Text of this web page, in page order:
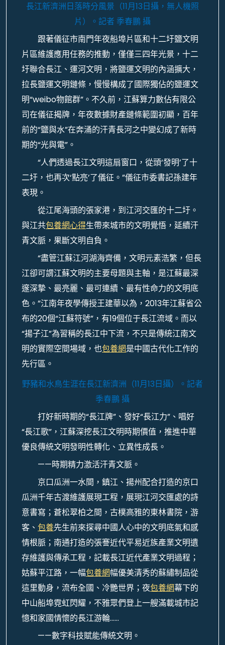
長江新濟洲日落時分風景（11月13日攝，無人機照
片）。 記者 季春鵬 攝
跟著儀征市南門年夜船埠片區和十二圩鹽文明
片區維護應用任務的推動，僅僅三四年光景，十二
圩聯合長江、運河文明，將鹽運文明的內涵擴大，
拉長鹽運文明鏈條，慢慢構成了國際獨佔的鹽運文
明“weibo物館群”。不久前，江蘇算力數佔有限公
司在儀征揭牌，年夜數據財產鏈條範圍初顯，百年
前的“鹽與水”在奔涌的汗青長河之中變幻成了新時
期的“光與電”。
“人們透過長江文明這扇窗口，從頭‘發明’了十
二圩，也再次‘點亮’了儀征。”儀征市委書記孫建年
表現。
從江尾海頭的張家港，到江河交匯的十二圩。
與江共包養網心得生帶來城市的文明覺悟，延續汗
青文脈，果斷文明自負。
“盡管江蘇江河湖海齊備，文明元素浩繁，但長
江卻可謂江蘇文明的主要母題與主軸，是江蘇最深
邃深摯、最亮麗、最可連續、最有性命力的文明底
色。”江南年夜學傳授王建華以為，2013年江蘇省公
布的20個“江蘇符號”，有19個位于長江流域。而以
“揚子江”為習稱的長江中下流，不只是傳統江南文
明的實際空間場域，也包養網是中國古代化工作的
先行區。
野豬和水鳥生涯在長江新濟洲（11月13日攝）。 記者
季春鵬 攝
打好新時期的“長江牌”、發好“長江力”、唱好
“長江歌”，江蘇深挖長江文明時期價值，推進中華
優良傳統文明發明性轉化、立異性成長。
——時期精力激活汗青文脈。
京口瓜洲一水間，鎮江、揚州配合打造的京口
瓜洲千年古渡維護展現工程，展現江河交匯處的詩
意書寫；蒼松翠柏之間，古樸高雅的東林書院，游
客、 包養先生前來探尋中國人心中的文明底氣和感
情根脈；南通打造的張謇近代平易近族產業文明遺
存維護與傳承工程，記載長江近代產業文明過程；
姑蘇平江路，一幅包養網幅優美清秀的蘇繡制品從
這里動身，流布全國、冷艷世界；夜包養網幕下的
中山船埠霓虹閃耀，不雅眾們登上一艘滿載城市記
憶和家國情懷的長江游輪……
——數字科技賦能傳統文明。